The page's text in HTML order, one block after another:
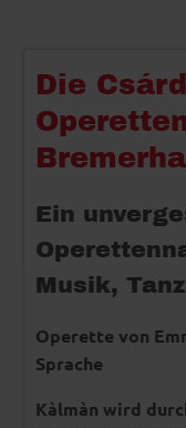
Die
Ein
Musik,
Operette von
Sprache
Kàlmàn wird